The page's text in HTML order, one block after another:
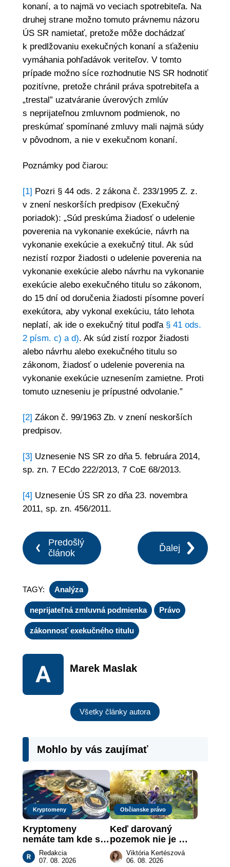
konaní, a to najmä vo veciach spotrebiteľa. Na
druhej strane možno tomuto právnemu názoru
ÚS SR namietať, pretože môže dochádzať
k predlžovaniu exekučných konaní a sťaženiu
vymáhania pohľadávok veriteľov. V tomto
prípade možno síce rozhodnutie NS SR hodnotiť
pozitívne, pretože chránil práva spotrebiteľa a
„trestal” uzatváranie úverových zmlúv
s neprijateľnou zmluvnom podmienok, no
preskúmať spomínané zmluvy mali najmä súdy
v pôvodnom, a nie v exekučnom konaní.
Poznámky pod čiarou:
[1] Pozri § 44 ods. 2 zákona č. 233/1995 Z. z.
v znení neskorších predpisov (Exekučný
poriadok): „Súd preskúma žiadosť o udelenie
poverenia na vykonanie exekúcie, návrh na
vykonanie exekúcie a exekučný titul. Ak súd
nezistí rozpor žiadosti o udelenie poverenia na
vykonanie exekúcie alebo návrhu na vykonanie
exekúcie alebo exekučného titulu so zákonom,
do 15 dní od doručenia žiadosti písomne poverí
exekútora, aby vykonal exekúciu, táto lehota
neplatí, ak ide o exekučný titul podľa § 41 ods.
2 písm. c) a d). Ak súd zistí rozpor žiadosti
alebo návrhu alebo exekučného titulu so
zákonom, žiadosť o udelenie poverenia na
vykonanie exekúcie uznesením zamietne. Proti
tomuto uzneseniu je prípustné odvolanie.”
[2] Zákon č. 99/1963 Zb. v znení neskorších
predpisov.
[3] Uznesenie NS SR zo dňa 5. februára 2014,
sp. zn. 7 ECdo 222/2013, 7 CoE 68/2013.
[4] Uznesenie ÚS SR zo dňa 23. novembra
2011, sp. zn. 456/2011.
Predošlý
článok
Ďalej
TAGY: Analýza
neprijateľná zmluvná podmienka Právo
zákonnosť exekučného titulu
Marek Maslak
Všetky články autora
Mohlo by vás zaujímať
Kryptomeny
Kryptomeny
nemáte tam kde si
myslíte: Viete, kde
sa naozaj
Redakcia
07. 08. 2026
Občianske právo
Keď darovaný
pozemok nie je
„hotová vec“: kedy
môže darca žiadať
Viktória Kertészová
06. 08. 2026